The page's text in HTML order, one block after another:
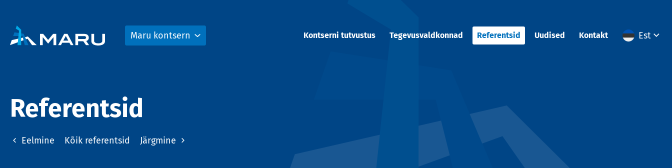
Maru kontsern Kontserni tutvustus Tegevusvaldkonnad Referentsid Uudised Kontakt Est
Referentsid
Eelmine Kõik referentsid Järgmine